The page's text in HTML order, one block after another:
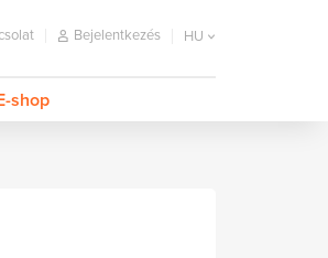
Bejelentkezés HU
shop